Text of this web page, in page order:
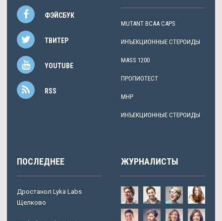
ФЭЙСБУК
ТВИТЕР
YOUTUBE
RSS
MUTANT BCAA CAPS
ИНЪЕКЦИОННЫЕ СТЕРОИДЫ
MASS 1200
ПРОПИОТЕСТ
MHP
ИНЪЕКЦИОННЫЕ СТЕРОИДЫ
ПОСЛЕДНЕЕ
Дростанол Lyka Labs
Щелково
ЖУРНАЛИСТЫ